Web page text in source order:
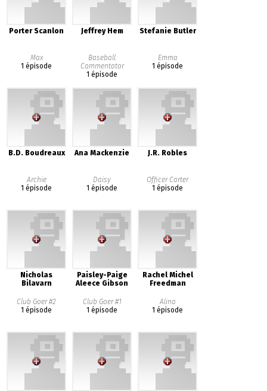
Porter Scanlon
Max
1 épisode
Jeffrey Hem
Baseball
Commentator
1 épisode
Stefanie Butler
Emma
1 épisode
B.D. Boudreaux
Archie
1 épisode
Ana Mackenzie
Daisy
1 épisode
J.R. Robles
Officer Carter
1 épisode
Nicholas
Bilavarn
Club Goer #2
1 épisode
Paisley-Paige
Aleece Gibson
Club Goer #1
1 épisode
Rachel Michel
Freedman
Alina
1 épisode